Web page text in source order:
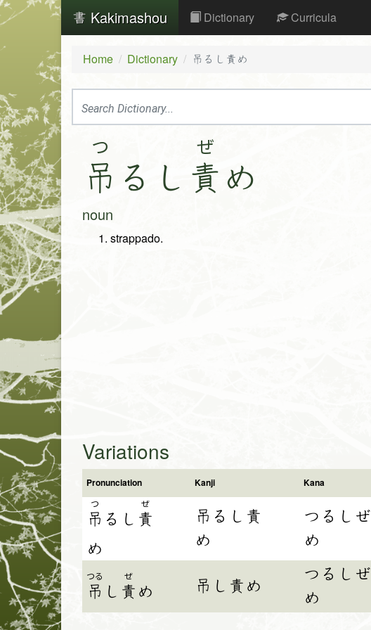
Kakimashou Dictionary Curricula
Home Dictionary 吊るし責め
つ
吊 る し
ぜ
責 め
noun
strappado.
Variations
Pronunciation Kanji Kana
つ
吊 る し
ぜ
責
め
吊るし責
め
つるしぜ
め
つる
吊 し
ぜ
責 め 吊し責め
つるしぜ
め